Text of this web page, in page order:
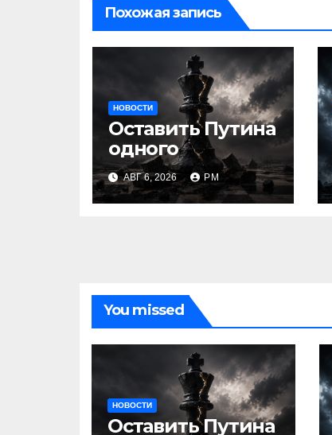
Похожая запись
НОВОСТИ
Оставить Путина
одного
АВГ 6, 2026 РМ
You missed
НОВОСТИ
Оставить Путина